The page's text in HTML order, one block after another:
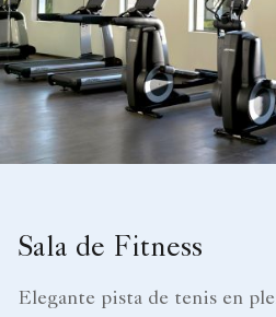
Sala de Fitness
Elegante pista de tenis en